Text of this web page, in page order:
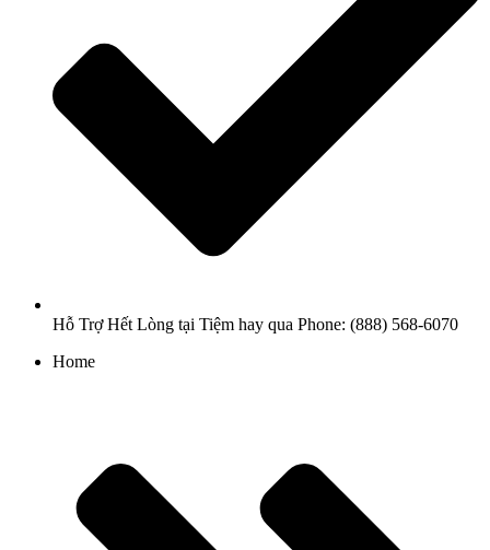
Hỗ Trợ Hết Lòng tại Tiệm hay qua Phone: (888) 568-6070
Home